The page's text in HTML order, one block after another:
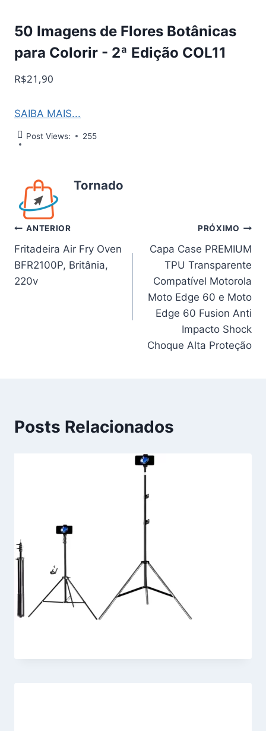
50 Imagens de Flores Botânicas
para Colorir - 2ª Edição COL11
R$21,90
SAIBA MAIS...
Post Views: 255
Tornado
Navegação
de
Post
ANTERIOR
Fritadeira Air Fry Oven
BFR2100P, Britânia,
220v
PRÓXIMO
Capa Case PREMIUM
TPU Transparente
Compatível Motorola
Moto Edge 60 e Moto
Edge 60 Fusion Anti
Impacto Shock
Choque Alta Proteção
Posts Relacionados